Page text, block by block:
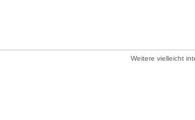
Weitere vielleicht